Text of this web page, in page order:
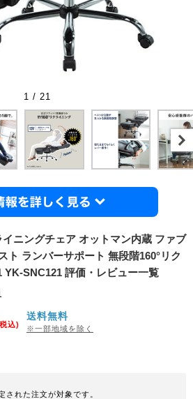
1 / 21
イニングチェア オットマン内蔵 ファブ
ト ランバーサポート 無段階160°リク
YK-SNC121 評価・レビュー一覧
込)
送料無料
※一部地域を除く
された注文が対象です。